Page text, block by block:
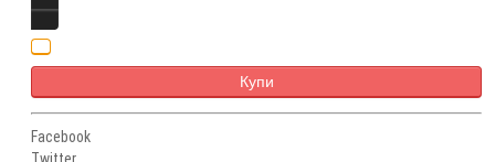
Купи
Facebook
Twitter